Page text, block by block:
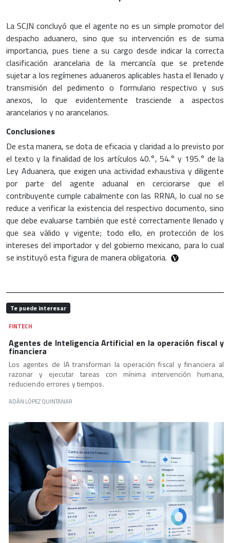
La SCJN concluyó que el agente no es un simple promotor del
despacho aduanero, sino que su intervención es de suma
importancia, pues tiene a su cargo desde indicar la correcta
clasificación arancelaria de la mercancía que se pretende
sujetar a los regímenes aduaneros aplicables hasta el llenado y
transmisión del pedimento o formulario respectivo y sus
anexos, lo que evidentemente trasciende a aspectos
arancelarios y no arancelarios.
Conclusiones
De esta manera, se dota de eficacia y claridad a lo previsto por
el texto y la finalidad de los artículos 40.°, 54.° y 195.° de la
Ley Aduanera, que exigen una actividad exhaustiva y diligente
por parte del agente aduanal en cerciorarse que el
contribuyente cumple cabalmente con las RRNA, lo cual no se
reduce a verificar la existencia del respectivo documento, sino
que debe evaluarse también que esté correctamente llenado y
que sea válido y vigente; todo ello, en protección de los
intereses del importador y del gobierno mexicano, para lo cual
se instituyó esta figura de manera obligatoria.
Te puede interesar
FINTECH
Agentes de Inteligencia Artificial en la operación fiscal y
financiera
Los agentes de IA transforman la operación fiscal y financiera al
razonar y ejecutar tareas con mínima intervención humana,
reduciendo errores y tiempos.
ADÁN LÓPEZ QUINTANAR